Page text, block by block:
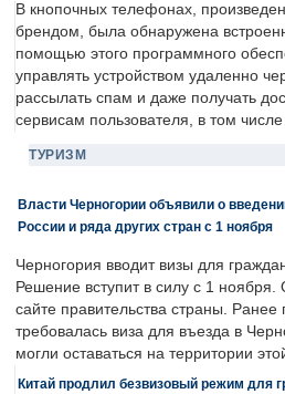
В кнопочных телефонах,
брендом, была обнаружена
помощью этого программного
управлять устройством удаленно
рассылать спам и даже получать
сервисам пользователя, в том числе
ТУРИЗМ
Власти Черногории объявили о
России и ряда других стран с 1 ноября
Черногория вводит визы для
Решение вступит в силу с 1
сайте правительства страны.
требовалась виза для въезда в
могли оставаться на территории
Китай продлил безвизовый режим для